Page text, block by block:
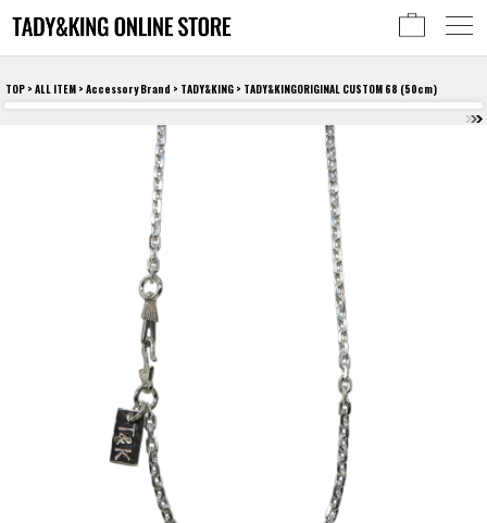
TOP > ALL ITEM > Accessory Brand > TADY&KING > TADY&KINGORIGINAL CUSTOM 68 (50cm)